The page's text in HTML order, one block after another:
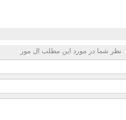
نظر شما در مورد این مطلب ال مور